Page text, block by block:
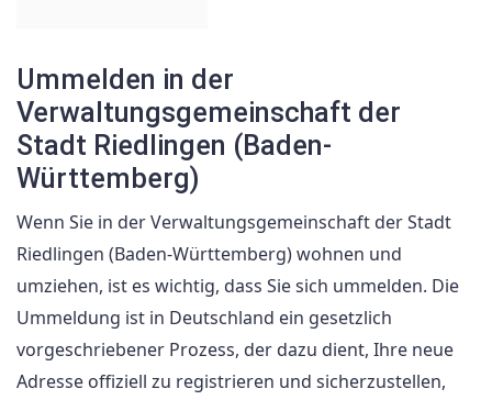
Ummelden in der
Verwaltungsgemeinschaft der
Stadt Riedlingen (Baden-
Württemberg)
Wenn Sie in der Verwaltungsgemeinschaft der Stadt
Riedlingen (Baden-Württemberg) wohnen und
umziehen, ist es wichtig, dass Sie sich ummelden. Die
Ummeldung ist in Deutschland ein gesetzlich
vorgeschriebener Prozess, der dazu dient, Ihre neue
Adresse offiziell zu registrieren und sicherzustellen,